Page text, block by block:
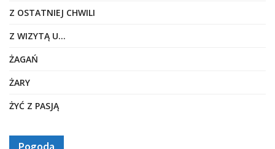
Z OSTATNIEJ CHWILI
Z WIZYTĄ U…
ŻAGAŃ
ŻARY
ŻYĆ Z PASJĄ